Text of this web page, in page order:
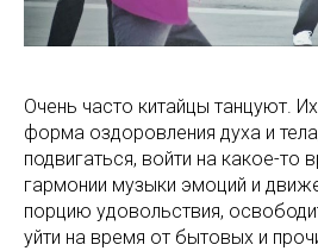
Очень часто китайцы танцуют.
форма оздоровления духа и
подвигаться, войти на какое-то
гармонии музыки эмоций и
порцию удовольствия,
уйти на время от бытовых и